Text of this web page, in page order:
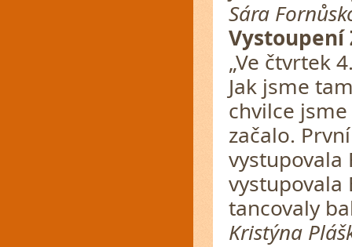
Sára
Vystoupení
„Ve čtvrtek
Jak jsme
chvilce
začalo.
vystupovala
vystupovala
tancovaly
Kristýna